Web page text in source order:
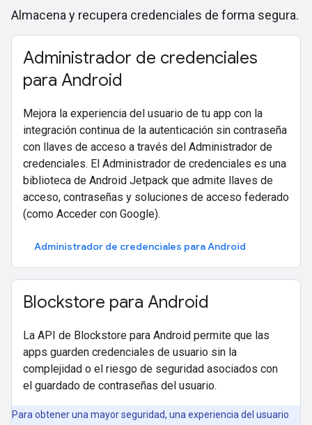
Almacena y recupera credenciales de forma segura.
Administrador de credenciales
para Android
Mejora la experiencia del usuario de tu app con la
integración continua de la autenticación sin contraseña
con llaves de acceso a través del Administrador de
credenciales. El Administrador de credenciales es una
biblioteca de Android Jetpack que admite llaves de
acceso, contraseñas y soluciones de acceso federado
(como Acceder con Google).
Administrador de credenciales para Android
Blockstore para Android
La API de Blockstore para Android permite que las
apps guarden credenciales de usuario sin la
complejidad o el riesgo de seguridad asociados con
el guardado de contraseñas del usuario.
Para obtener una mayor seguridad, una experiencia del usuario